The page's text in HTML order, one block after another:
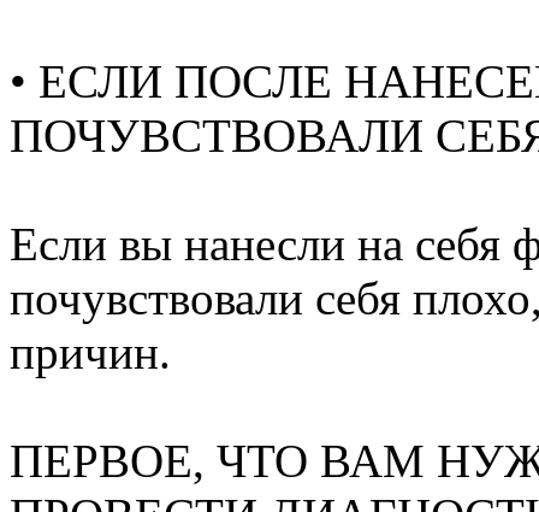
• ЕСЛИ ПОСЛЕ
ПОЧУВСТВОВАЛИ
Если вы нанесли на себя
почувствовали себя
причин.
ПЕРВОЕ, ЧТО ВАМ